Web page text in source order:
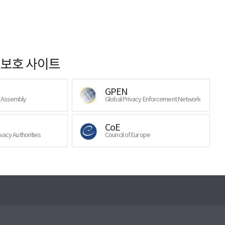
호 사이트
GPEN
Global Privacy Enforcement Network
Authorities
CoE
Council of Europe